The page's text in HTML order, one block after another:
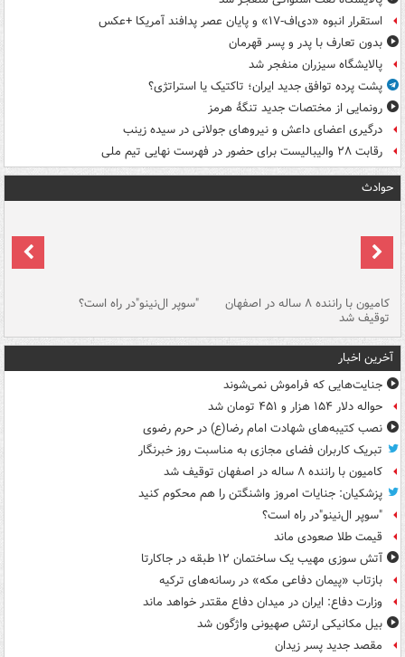
استقرار انبوه «دی‌اف‑۱۷» و پایان عصر پدافند آمریکا +عکس
بدون تعارف با پدر و پسر قهرمان
پالایشگاه سیزران منفجر شد
پشت پرده توافق جدید ایران؛ تاکتیک یا استراتژی؟
رونمایی از مختصات جدید تنگۀ هرمز
درگیری اعضای داعش و نیروهای جولانی در سیده زینب
رقابت ۲۸ والیبالیست برای حضور در فهرست نهایی تیم ملی
حوادث
کامیون با راننده ۸ ساله در اصفهان
توقیف شد
"سوپر ال‌نینو"در راه است؟
آخرین اخبار
جنایت‌هایی که فراموش نمی‌شوند
حواله دلار ۱۵۴ هزار و ۴۵۱ تومان شد
نصب کتیبه‌های شهادت امام رضا(ع) در حرم رضوی
تبریک کاربران فضای مجازی به مناسبت روز خبرنگار
کامیون با راننده ۸ ساله در اصفهان توقیف شد
پزشکیان: جنایات امروز واشنگتن را هم محکوم کنید
"سوپر ال‌نینو"در راه است؟
قیمت طلا صعودی ماند
آتش سوزی مهیب یک ساختمان ۱۲ طبقه در جاکارتا
بازتاب «پیمان دفاعی مکه» در رسانه‌های ترکیه
وزارت دفاع: ایران در میدان دفاع مقتدر خواهد ماند
بیل مکانیکی ارتش صهیونی واژگون شد
مقصد جدید پسر زیدان